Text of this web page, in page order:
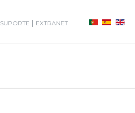
SUPORTE | EXTRANET